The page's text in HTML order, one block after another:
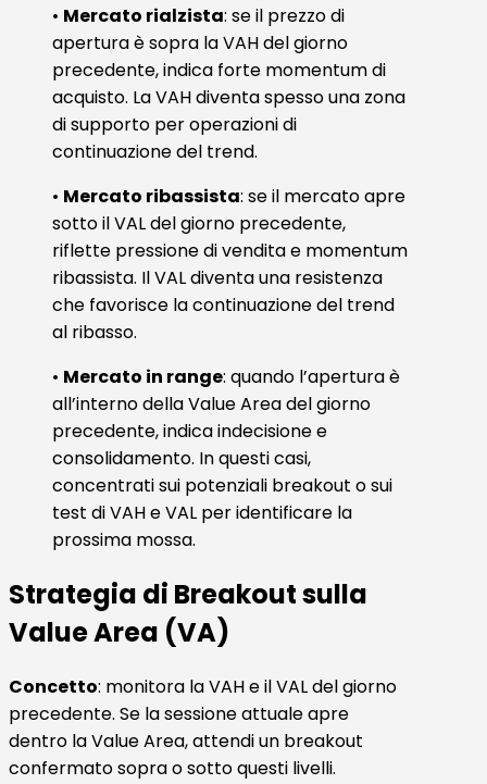
• Mercato rialzista: se il prezzo di
apertura è sopra la VAH del giorno
precedente, indica forte momentum di
acquisto. La VAH diventa spesso una zona
di supporto per operazioni di
continuazione del trend.
• Mercato ribassista: se il mercato apre
sotto il VAL del giorno precedente,
riflette pressione di vendita e momentum
ribassista. Il VAL diventa una resistenza
che favorisce la continuazione del trend
al ribasso.
• Mercato in range: quando l’apertura è
all’interno della Value Area del giorno
precedente, indica indecisione e
consolidamento. In questi casi,
concentrati sui potenziali breakout o sui
test di VAH e VAL per identificare la
prossima mossa.
Strategia di Breakout sulla
Value Area (VA)
Concetto: monitora la VAH e il VAL del giorno
precedente. Se la sessione attuale apre
dentro la Value Area, attendi un breakout
confermato sopra o sotto questi livelli.